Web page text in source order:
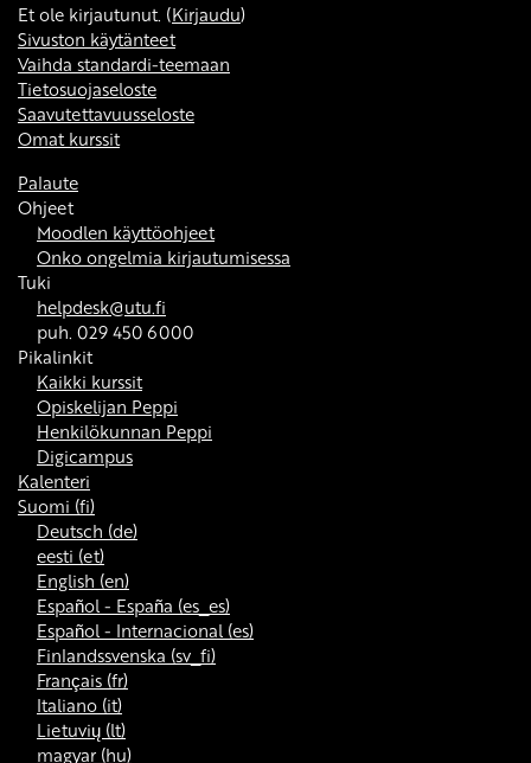
Et ole kirjautunut. (Kirjaudu)
Sivuston käytänteet
Vaihda standardi-teemaan
Tietosuojaseloste
Saavutettavuusseloste
Omat kurssit
Palaute
Ohjeet
Moodlen käyttöohjeet
Onko ongelmia kirjautumisessa
Tuki
helpdesk@utu.fi
puh. 029 450 6000
Pikalinkit
Kaikki kurssit
Opiskelijan Peppi
Henkilökunnan Peppi
Digicampus
Kalenteri
Suomi ‎(fi)‎
Deutsch ‎(de)‎
eesti ‎(et)‎
English ‎(en)‎
Español - España ‎(es_es)‎
Español - Internacional ‎(es)‎
Finlandssvenska ‎(sv_fi)‎
Français ‎(fr)‎
Italiano ‎(it)‎
Lietuvių ‎(lt)‎
magyar ‎(hu)‎